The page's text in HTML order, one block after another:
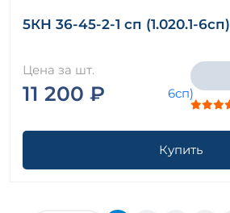
5КН 36-45-2-1 сп (1.020.1-6сп)
Цена за шт.
11 200 ₽
Купить